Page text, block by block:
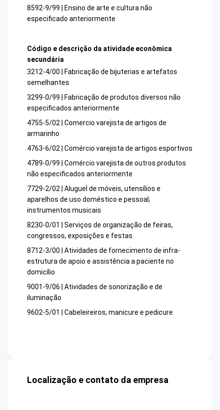
8592-9/99 | Ensino de arte e cultura não
especificado anteriormente
Código e descrição da atividade econômica
secundária
3212-4/00 | Fabricação de bijuterias e artefatos
semelhantes
3299-0/99 | Fabricação de produtos diversos não
especificados anteriormente
4755-5/02 | Comercio varejista de artigos de
armarinho
4763-6/02 | Comércio varejista de artigos esportivos
4789-0/99 | Comércio varejista de outros produtos
não especificados anteriormente
7729-2/02 | Aluguel de móveis, utensílios e
aparelhos de uso doméstico e pessoal;
instrumentos musicais
8230-0/01 | Serviços de organização de feiras,
congressos, exposições e festas
8712-3/00 | Atividades de fornecimento de infra-
estrutura de apoio e assistência a paciente no
domicílio
9001-9/06 | Atividades de sonorização e de
iluminação
9602-5/01 | Cabeleireiros, manicure e pedicure
Localização e contato da empresa